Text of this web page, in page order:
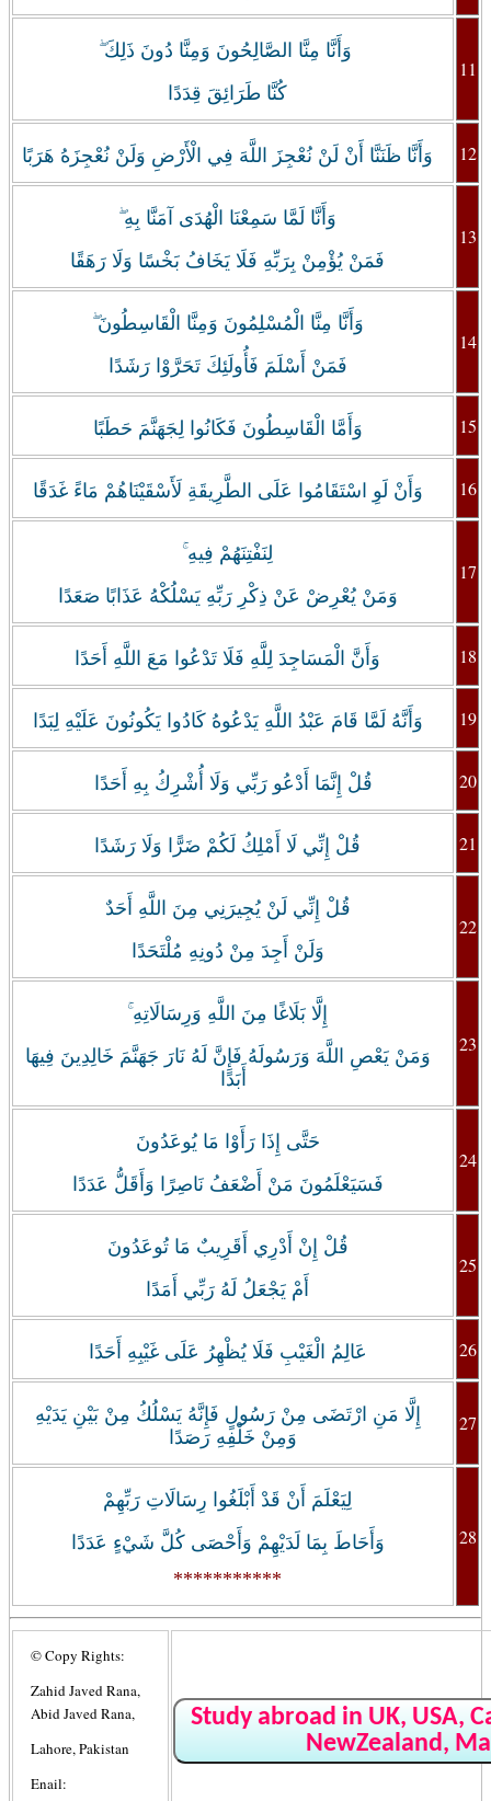
‏ وَأَنَّا مِنَّا الصَّالِحُونَ وَمِنَّا دُونَ ذَلِكَ ۖ
كُنَّا طَرَائِقَ قِدَدًا
11
وَأَنَّا ظَنَنَّا أَنْ لَنْ نُعْجِزَ اللَّهَ فِي الْأَرْضِ وَلَنْ نُعْجِزَهُ هَرَبًا 12
وَأَنَّا لَمَّا سَمِعْنَا الْهُدَى آمَنَّا بِهِ ۖ
فَمَنْ يُؤْمِنْ بِرَبِّهِ فَلَا يَخَافُ بَخْسًا وَلَا رَهَقًا
13
وَأَنَّا مِنَّا الْمُسْلِمُونَ وَمِنَّا الْقَاسِطُونَ ۖ
فَمَنْ أَسْلَمَ فَأُولَئِكَ تَحَرَّوْا رَشَدًا
14
وَأَمَّا الْقَاسِطُونَ فَكَانُوا لِجَهَنَّمَ حَطَبًا 15
وَأَنْ لَوِ اسْتَقَامُوا عَلَى الطَّرِيقَةِ لَأَسْقَيْنَاهُمْ مَاءً غَدَقًا 16
لِنَفْتِنَهُمْ فِيهِ ۚ
وَمَنْ يُعْرِضْ عَنْ ذِكْرِ رَبِّهِ يَسْلُكْهُ عَذَابًا صَعَدًا
17
وَأَنَّ الْمَسَاجِدَ لِلَّهِ فَلَا تَدْعُوا مَعَ اللَّهِ أَحَدًا 18
وَأَنَّهُ لَمَّا قَامَ عَبْدُ اللَّهِ يَدْعُوهُ كَادُوا يَكُونُونَ عَلَيْهِ لِبَدًا 19
قُلْ إِنَّمَا أَدْعُو رَبِّي وَلَا أُشْرِكُ بِهِ أَحَدًا 20
قُلْ إِنِّي لَا أَمْلِكُ لَكُمْ ضَرًّا وَلَا رَشَدًا 21
قُلْ إِنِّي لَنْ يُجِيرَنِي مِنَ اللَّهِ أَحَدٌ
وَلَنْ أَجِدَ مِنْ دُونِهِ مُلْتَحَدًا
22
إِلَّا بَلَاغًا مِنَ اللَّهِ وَرِسَالَاتِهِ ۚ
وَمَنْ يَعْصِ اللَّهَ وَرَسُولَهُ فَإِنَّ لَهُ نَارَ جَهَنَّمَ خَالِدِينَ فِيهَا
أَبَدًا
23
حَتَّى إِذَا رَأَوْا مَا يُوعَدُونَ
فَسَيَعْلَمُونَ مَنْ أَضْعَفُ نَاصِرًا وَأَقَلُّ عَدَدًا
24
قُلْ إِنْ أَدْرِي أَقَرِيبٌ مَا تُوعَدُونَ
أَمْ يَجْعَلُ لَهُ رَبِّي أَمَدًا
25
عَالِمُ الْغَيْبِ فَلَا يُظْهِرُ عَلَى غَيْبِهِ أَحَدًا 26
إِلَّا مَنِ ارْتَضَى مِنْ رَسُولٍ فَإِنَّهُ يَسْلُكُ مِنْ بَيْنِ يَدَيْهِ
وَمِنْ خَلْفِهِ رَصَدًا
27
لِيَعْلَمَ أَنْ قَدْ أَبْلَغُوا رِسَالَاتِ رَبِّهِمْ
وَأَحَاطَ بِمَا لَدَيْهِمْ وَأَحْصَى كُلَّ شَيْءٍ عَدَدًا
***********
28
© Copy Rights:
Zahid Javed Rana,
Abid Javed Rana,
Lahore, Pakistan
Enail:
Study abroad in UK, USA,
NewZealand,